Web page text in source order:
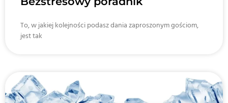
To, w jakiej kolejności podasz dania zaproszonym gościom,
jest tak